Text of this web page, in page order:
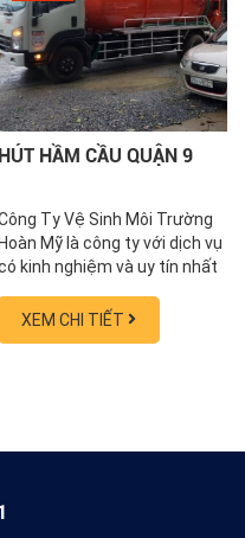
HÚT HẦM CẦU QUẬN 9
Ty Vệ Sinh Môi Trường
Hoàn Mỹ là công ty với dịch vụ
kinh nghiệm và uy tín nhất
cầu, thông cống nghẹt, thông
bồn cầu, sửa nhà vệ sinh
hàng hộ dân, nhà hàng,
XEM CHI TIẾT